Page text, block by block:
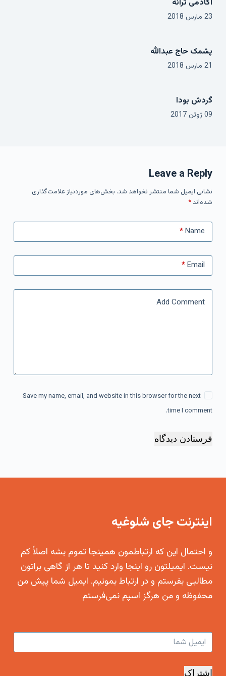
آکادمی ترانه
23 مارس 2018
پشمک حاج عبدالله
21 مارس 2018
گردش بودا
09 ژوئن 2017
Leave a Reply
نشانی ایمیل شما منتشر نخواهد شد. بخش‌های موردنیاز علامت‌گذاری
شده‌اند *
Name
*
Email
*
Add Comment
Save my name, email, and website in this browser for the next
time I comment.
فرستادن دیدگاه
اینترنت جای شلوغیه
و احتمال این که ارتباطمون همینجا تموم بشه اصلاً کم
نیست. ایمیلتون رو اینجا وارد کنید تا هر از گاهی براتون
مطالبی بفرستم و در ارتباط بمونیم. ایمیل شما پیش من
محفوظه و من هرگز اسپم نمی‌فرستم
اشتراک